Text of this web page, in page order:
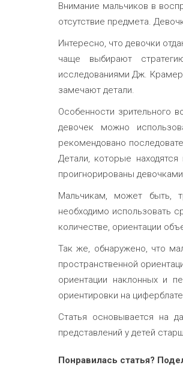
Внимание мальчиков в
отсутствие предмета.
Интересно, что девочки
чаще выбирают
исследованиями Дж.
замечают детали.
Особенности зрительного
девочек можно
рекомендовано
Детали, которые
проигнорированы
Мальчикам, может быть,
необходимо использовать
количестве, ориентации
Так же, обнаружено, что
пространственной
ориентации наклонных и
ориентировки на
Статья основывается на
представлений у детей
Понравилась статья?